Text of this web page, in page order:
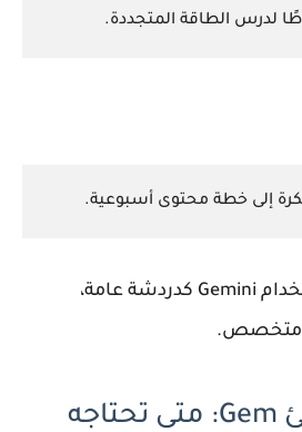
لدرس الطاقة المتجددة.
إلى خطة محتوى أسبوعية.
هذا هو الفرق بين استخدام Gemini كدردشة عامة،
متخصص.
قبل أن تنشئ Gem: متى تحتاجه